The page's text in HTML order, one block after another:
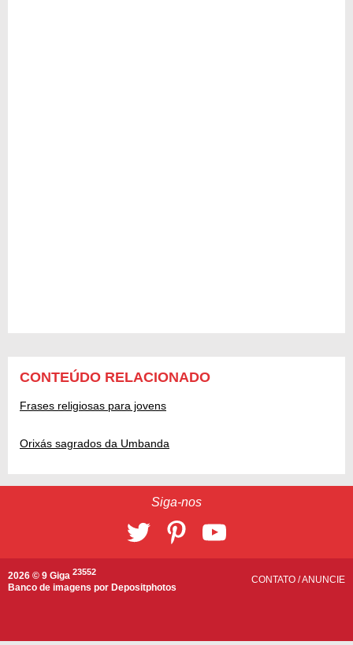
CONTEÚDO RELACIONADO
Frases religiosas para jovens
Orixás sagrados da Umbanda
Siga-nos
2026 © 9 Giga 23552
Banco de imagens por Depositphotos
CONTATO /ANUNCIE